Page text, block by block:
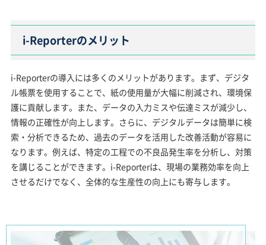
i-Reporterのメリット
i-Reporterの導入には多くのメリットがあります。まず、デジタ
ル帳票を使用することで、紙の使用量が大幅に削減され、環境保
護に貢献します。また、データの入力ミスや伝達ミスが減少し、
情報の正確性が向上します。さらに、デジタルデータは簡単に検
索・分析できるため、過去のデータを活用した改善活動が容易に
なります。例えば、特定の工程での不良品発生率を分析し、対策
を講じることができます。i-Reporterは、現場の業務効率を向上
させるだけでなく、全体的な生産性の向上にも寄与します。